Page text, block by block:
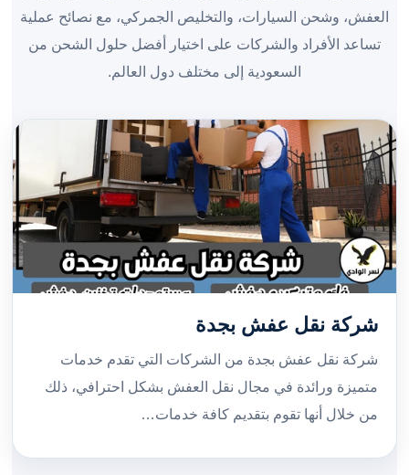
العفش، وشحن السيارات، والتخليص الجمركي، مع نصائح عملية
تساعد الأفراد والشركات على اختيار أفضل حلول الشحن من
السعودية إلى مختلف دول العالم.
شركة نقل عفش بجدة
شركة نقل عفش بجدة من الشركات التي تقدم خدمات
متميزة ورائدة في مجال نقل العفش بشكل احترافي، ذلك
من خلال أنها تقوم بتقديم كافة خدمات…